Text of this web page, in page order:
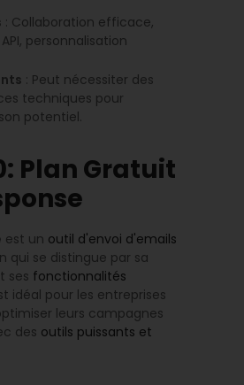
: Collaboration efficace,
personnalisation
: Peut nécessiter des
techniques pour
potentiel.
Plan Gratuit
est un outil d'envoi d'emails
qui se distingue par sa
ses fonctionnalités
idéal pour les entreprises
leurs campagnes
des outils puissants et